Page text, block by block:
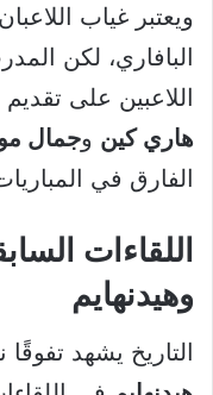
ويعتبر غياب
البافاري، لكن
اللاعبين على
هاري كين وجمال
الفارق في
اللقاءات
وهيدنهايم
التاريخ يشهد